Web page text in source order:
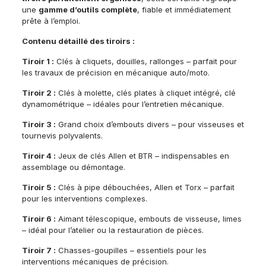
une gamme d’outils complète, fiable et immédiatement
prête à l’emploi.
Contenu détaillé des tiroirs :
Tiroir 1 : Clés à cliquets, douilles, rallonges – parfait pour
les travaux de précision en mécanique auto/moto.
Tiroir 2 : Clés à molette, clés plates à cliquet intégré, clé
dynamométrique – idéales pour l’entretien mécanique.
Tiroir 3 : Grand choix d’embouts divers – pour visseuses et
tournevis polyvalents.
Tiroir 4 : Jeux de clés Allen et BTR – indispensables en
assemblage ou démontage.
Tiroir 5 : Clés à pipe débouchées, Allen et Torx – parfait
pour les interventions complexes.
Tiroir 6 : Aimant télescopique, embouts de visseuse, limes
– idéal pour l’atelier ou la restauration de pièces.
Tiroir 7 : Chasses-goupilles – essentiels pour les
interventions mécaniques de précision.